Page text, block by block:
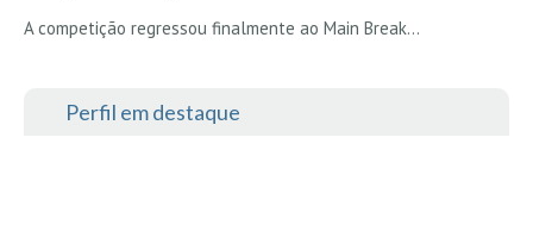
A competição regressou finalmente ao Main Break...
Perfil em destaque